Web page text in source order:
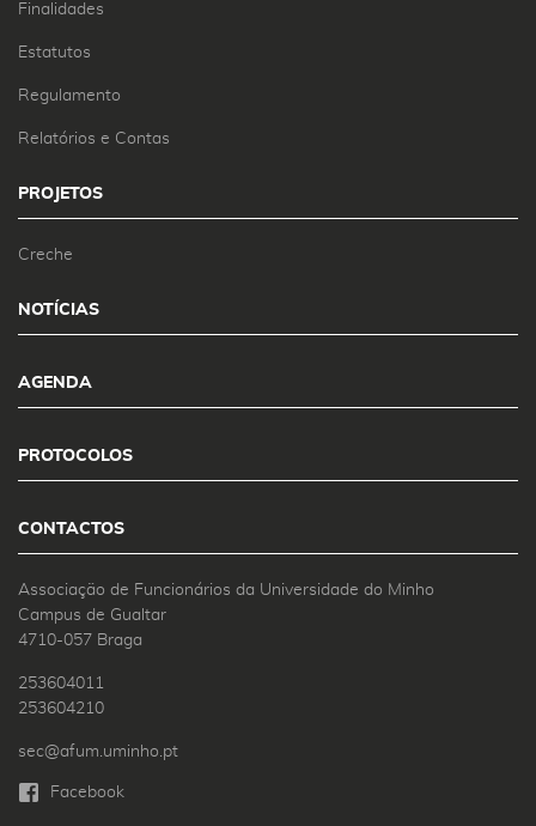
Finalidades
Estatutos
Regulamento
Relatórios e Contas
PROJETOS
Creche
NOTÍCIAS
AGENDA
PROTOCOLOS
CONTACTOS
Associação de Funcionários da Universidade do Minho
Campus de Gualtar
4710-057 Braga
253604011
253604210
sec@afum.uminho.pt
Facebook